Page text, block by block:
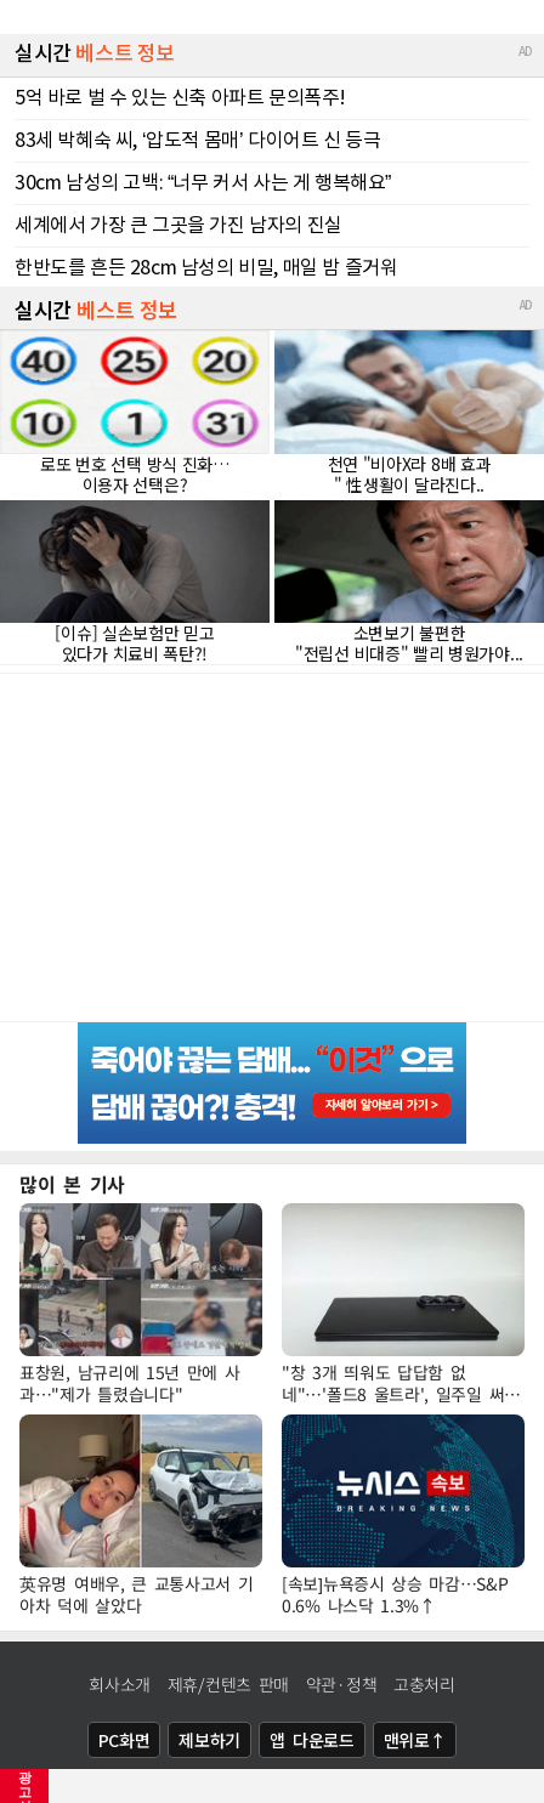
광
고
많이 본 기사
표창원, 남규리에 15년 만에 사
과…"제가 틀렸습니다"
"창 3개 띄워도 답답함 없
네"…'폴드8 울트라', 일주일 써보
니
英유명 여배우, 큰 교통사고서 기
아차 덕에 살았다
[속보]뉴욕증시 상승 마감…S&P
0.6% 나스닥 1.3%↑
회사소개 제휴/컨텐츠 판매 약관·정책 고충처리
PC화면 제보하기 앱 다운로드 맨위로↑